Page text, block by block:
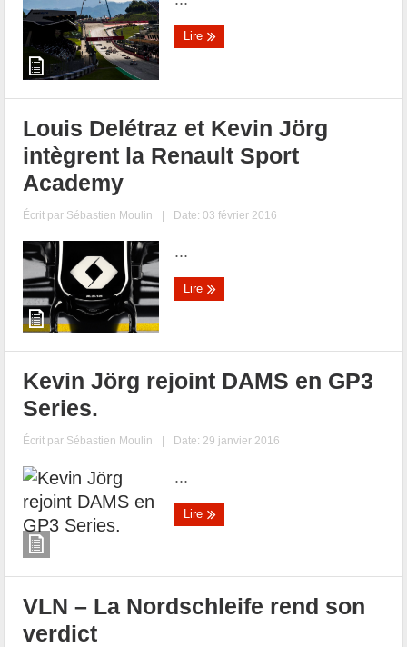
Lire
Louis Delétraz et Kevin Jörg
intègrent la Renault Sport
Academy
Écrit par Sébastien Moulin | Date: 03 février 2016
...
Lire
Kevin Jörg rejoint DAMS en GP3
Series.
Écrit par Sébastien Moulin | Date: 29 janvier 2016
...
Lire
VLN – La Nordschleife rend son
verdict